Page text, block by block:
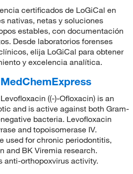
certificados de LoGiCal en
nativas, netas y soluciones
estables, con documentación
Desde laboratorios forenses
elija LoGiCal para obtener
y excelencia analítica.
((-)-Ofloxacin) is an
and is active against both Gram-
bacteria. Levofloxacin
and topoisomerase IV.
used for chronic periodontitis,
and BK Viremia research.
anti-orthopoxvirus activity.